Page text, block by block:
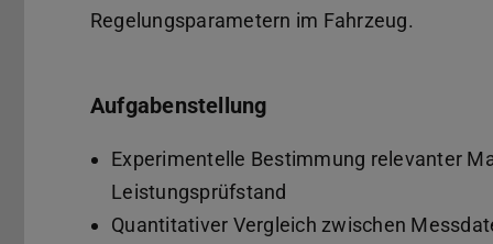
Regelungsparametern im Fahrzeug.
Aufgabenstellung
Experimentelle Bestimmung relevanter
Leistungsprüfstand
Quantitativer Vergleich zwischen